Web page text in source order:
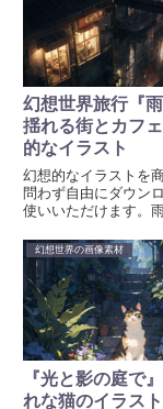
な取り組みに彩りを
に、ぜひお使いくだ
成時のプロンプトも
す。
幻想世界旅行『
揺れる街とカフ
的なイラスト
幻想的なイラストを
問わず自由にダウン
使いいただけます。
服の少女たちが行き
街並みを収めた美し
を無料ダウンロード
想世界旅行シリーズ
幻想世界の画像素材
『光と影の庭で
れな猫のイラスト